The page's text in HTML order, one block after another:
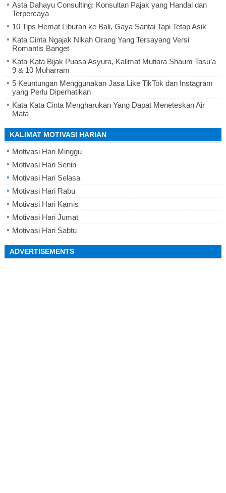
Asta Dahayu Consulting: Konsultan Pajak yang Handal dan
Terpercaya
10 Tips Hemat Liburan ke Bali, Gaya Santai Tapi Tetap Asik
Kata Cinta Ngajak Nikah Orang Yang Tersayang Versi
Romantis Banget
Kata-Kata Bijak Puasa Asyura, Kalimat Mutiara Shaum Tasu’a
9 & 10 Muharram
5 Keuntungan Menggunakan Jasa Like TikTok dan Instagram
yang Perlu Diperhatikan
Kata Kata Cinta Mengharukan Yang Dapat Meneteskan Air
Mata
KALIMAT MOTIVASI HARIAN
Motivasi Hari Minggu
Motivasi Hari Senin
Motivasi Hari Selasa
Motivasi Hari Rabu
Motivasi Hari Kamis
Motivasi Hari Jumat
Motivasi Hari Sabtu
ADVERTISEMENTS